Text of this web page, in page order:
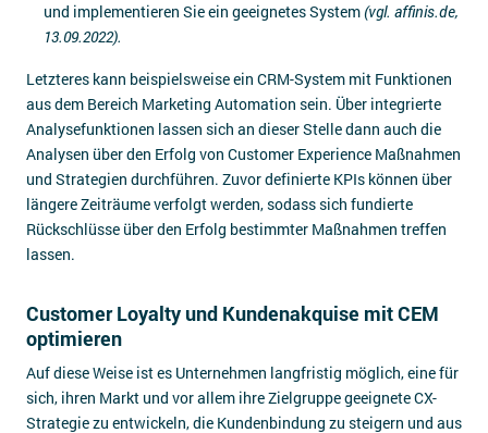
und implementieren Sie ein geeignetes System(vgl. affinis.de,
13.09.2022).
Letzteres kann beispielsweise ein CRM-System mit Funktionen
aus dem Bereich Marketing Automation sein. Über integrierte
Analysefunktionen lassen sich an dieser Stelle dann auch die
Analysen über den Erfolg von Customer Experience Maßnahmen
und Strategien durchführen. Zuvor definierte KPIs können über
längere Zeiträume verfolgt werden, sodass sich fundierte
Rückschlüsse über den Erfolg bestimmter Maßnahmen treffen
lassen.
Customer Loyalty und Kundenakquise mit CEM
optimieren
Auf diese Weise ist es Unternehmen langfristig möglich, eine für
sich, ihren Markt und vor allem ihre Zielgruppe geeignete CX-
Strategie zu entwickeln, die Kundenbindung zu steigern und aus